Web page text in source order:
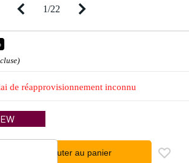
1/22
de réapprovisionnement inconnu
Ajouter au panier